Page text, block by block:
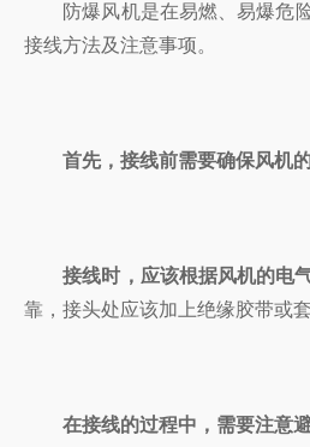
防爆风机是在易燃、易爆危
接线方法及注意事项。
首先，接线前需要确保风
接线时，应该根据风机的
靠，接头处应该加上绝缘胶带或套
在接线的过程中，需要注意